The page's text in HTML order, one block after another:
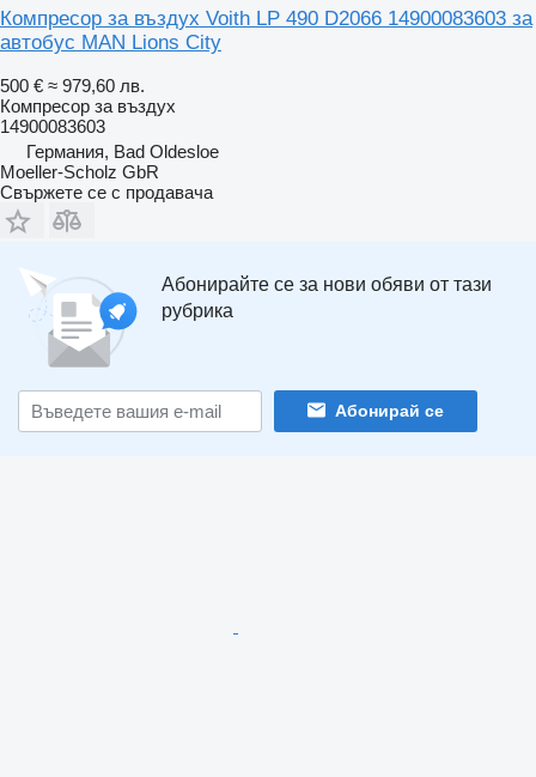
Компресор за въздух Voith LP 490 D2066 14900083603 за
автобус MAN Lions City
500 € ≈ 979,60 лв.
Компресор за въздух
14900083603
Германия, Bad Oldesloe
Moeller-Scholz GbR
Свържете се с продавача
Абонирайте се за нови обяви от тази
рубрика
Абонирай се